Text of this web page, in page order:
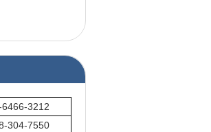
3212
304-7550